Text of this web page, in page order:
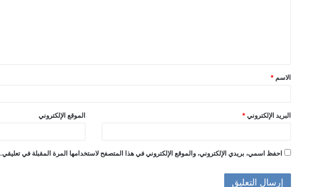
ق
*
الاسم *
البريد الإلكتروني * الموقع الإلكتروني
احفظ اسمي، بريدي الإلكتروني، والموقع الإلكتروني في هذا المتصفح لاستخدامها المرة المقبلة في تعليقي.